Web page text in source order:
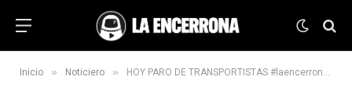
Inicio » Noticiero » HOY PARO DE TRANSPORTISTAS #laencerrona #shorts